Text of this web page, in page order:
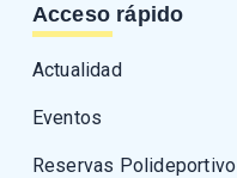
Acceso rápido
Actualidad
Eventos
Reservas Polideportivo